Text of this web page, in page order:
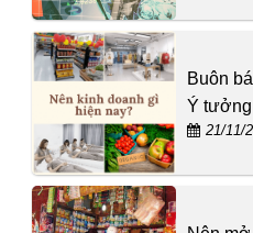
Buôn
Ý tưởng
21/11/